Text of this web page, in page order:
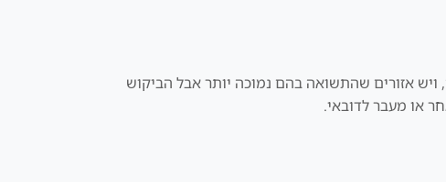
אזורים שהתשואה בהם נמוכה יותר אבל הביקוש
או מעבר לדובאי.